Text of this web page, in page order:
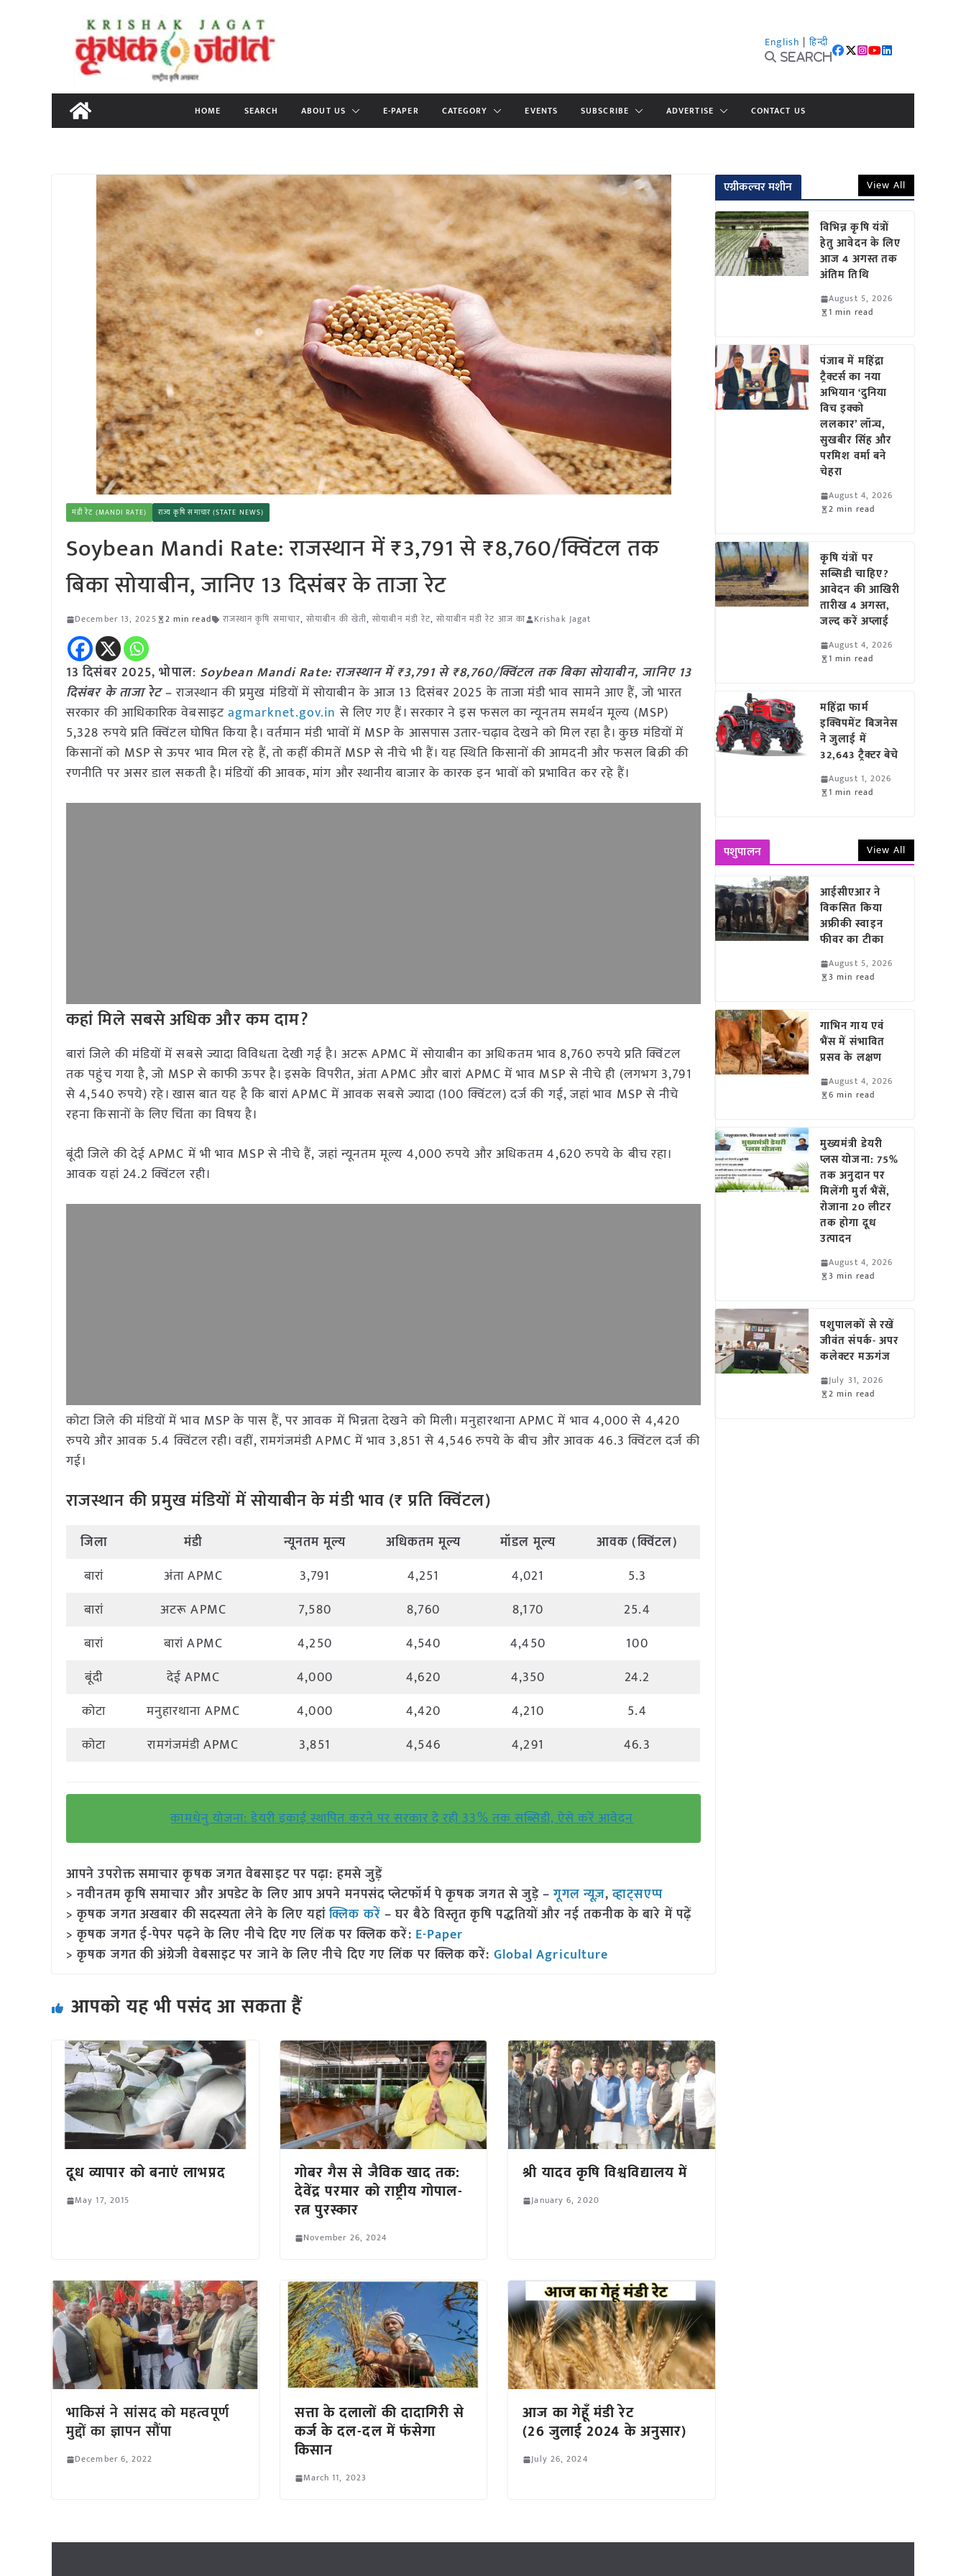
content
English | हिन्दी
Search
HOME SEARCH ABOUT US E-PAPER CATEGORY EVENTS SUBSCRIBE ADVERTISE CONTACT US
मंडी रेट (MANDI RATE) राज्य कृषि समाचार (STATE NEWS)
Soybean Mandi Rate: राजस्थान में ₹3,791 से ₹8,760/क्विंटल तक
बिका सोयाबीन, जानिए 13 दिसंबर के ताजा रेट
December 13, 2025 2 min read राजस्थान कृषि समाचार,सोयाबीन की खेती,सोयाबीन मंडी रेट,सोयाबीन मंडी रेट आज का Krishak Jagat
13 दिसंबर 2025, भोपाल: Soybean Mandi Rate: राजस्थान में ₹3,791 से ₹8,760/क्विंटल तक बिका सोयाबीन, जानिए 13
दिसंबर के ताजा रेट –राजस्थान की प्रमुख मंडियों में सोयाबीन के आज 13 दिसंबर 2025 के ताजा मंडी भाव सामने आए हैं, जो भारत
सरकार की आधिकारिक वेबसाइटagmarknet.gov.in से लिए गए हैं। सरकार ने इस फसल का न्यूनतम समर्थन मूल्य (MSP)
5,328 रुपये प्रति क्विंटल घोषित किया है। वर्तमान मंडी भावों में MSP के आसपास उतार-चढ़ाव देखने को मिल रहा है। कुछ मंडियों में
किसानों को MSP से ऊपर भाव मिल रहे हैं, तो कहीं कीमतें MSP से नीचे भी हैं। यह स्थिति किसानों की आमदनी और फसल बिक्री की
रणनीति पर असर डाल सकती है। मंडियों की आवक, मांग और स्थानीय बाजार के कारक इन भावों को प्रभावित कर रहे हैं।
कहां मिले सबसे अधिक और कम दाम?
बारां जिले की मंडियों में सबसे ज्यादा विविधता देखी गई है। अटरू APMC में सोयाबीन का अधिकतम भाव 8,760 रुपये प्रति क्विंटल
तक पहुंच गया है, जो MSP से काफी ऊपर है। इसके विपरीत, अंता APMC और बारां APMC में भाव MSP से नीचे ही (लगभग 3,791
से 4,540 रुपये) रहे। खास बात यह है कि बारां APMC में आवक सबसे ज्यादा (100 क्विंटल) दर्ज की गई, जहां भाव MSP से नीचे
रहना किसानों के लिए चिंता का विषय है।
बूंदी जिले की देई APMC में भी भाव MSP से नीचे हैं, जहां न्यूनतम मूल्य 4,000 रुपये और अधिकतम 4,620 रुपये के बीच रहा।
आवक यहां 24.2 क्विंटल रही।
कोटा जिले की मंडियों में भाव MSP के पास हैं, पर आवक में भिन्नता देखने को मिली। मनुहारथाना APMC में भाव 4,000 से 4,420
रुपये और आवक 5.4 क्विंटल रही। वहीं, रामगंजमंडी APMC में भाव 3,851 से 4,546 रुपये के बीच और आवक 46.3 क्विंटल दर्ज की
गई।
राजस्थान की प्रमुख मंडियों में सोयाबीन के मंडी भाव (₹ प्रति क्विंटल)
जिला मंडी न्यूनतम मूल्य अधिकतम मूल्य मॉडल मूल्य
आवक (क्विंटल)
बारां
अंता APMC 3,791 4,251 4,021
5.3
बारां
अटरू APMC 7,580 8,760 8,170
25.4
बारां
बारां APMC 4,250 4,540 4,450
100
बूंदी
देई APMC 4,000 4,620 4,350
24.2
कोटा
मनुहारथाना APMC 4,000 4,420 4,210
5.4
कोटा
रामगंजमंडी APMC 3,851 4,546 4,291 46.3
कामधेनु योजना: डेयरी इकाई स्थापित करने पर सरकार दे रही 33% तक सब्सिडी, ऐसे करें आवेदन
आपने उपरोक्त समाचार कृषक जगत वेबसाइट पर पढ़ा: हमसे जुड़ें
> नवीनतम कृषि समाचार और अपडेट के लिए आप अपने मनपसंद प्लेटफॉर्म पे कृषक जगत से जुड़े –गूगल न्यूज़,व्हाट्सएप्प
> कृषक जगत अखबार की सदस्यता लेने के लिए यहांक्लिक करें – घर बैठे विस्तृत कृषि पद्धतियों और नई तकनीक के बारे में पढ़ें
> कृषक जगत ई-पेपर पढ़ने के लिए नीचे दिए गए लिंक पर क्लिक करें: E-Paper
> कृषक जगत की अंग्रेजी वेबसाइट पर जाने के लिए नीचे दिए गए लिंक पर क्लिक करें: Global Agriculture
आपको यह भी पसंद आ सकता हैं
दूध व्यापार को बनाएं लाभप्रद
May 17, 2015
गोबर गैस से जैविक खाद तक:
देवेंद्र परमार को राष्ट्रीय गोपाल-
रत्न पुरस्कार
November 26, 2024
श्री यादव कृषि विश्वविद्यालय में
January 6, 2020
भाकिसं ने सांसद को महत्वपूर्ण
मुद्दों का ज्ञापन सौंपा
December 6, 2022
सत्ता के दलालों की दादागिरी से
कर्ज के दल-दल में फंसेगा
किसान
March 11, 2023
आज का गेहूँ मंडी रेट
(26 जुलाई 2024 के अनुसार)
July 26, 2024
एग्रीकल्चर मशीन View All
विभिन्न कृषि यंत्रों
हेतु आवेदन के लिए
आज 4 अगस्त तक
अंतिम तिथि
August 5, 2026
1 min read
पंजाब में महिंद्रा
ट्रैक्टर्स का नया
अभियान ‘दुनिया
विच इक्को
ललकार’ लॉन्च,
सुखबीर सिंह और
परमिश वर्मा बने
चेहरा
August 4, 2026
2 min read
कृषि यंत्रों पर
सब्सिडी चाहिए?
आवेदन की आखिरी
तारीख 4 अगस्त,
जल्द करें अप्लाई
August 4, 2026
1 min read
महिंद्रा फार्म
इक्विपमेंट बिजनेस
ने जुलाई में
32,643 ट्रैक्टर बेचे
August 1, 2026
1 min read
पशुपालन View All
आईसीएआर ने
विकसित किया
अफ्रीकी स्वाइन
फीवर का टीका
August 5, 2026
3 min read
गाभिन गाय एवं
भैंस में संभावित
प्रसव के लक्षण
August 4, 2026
6 min read
मुख्यमंत्री डेयरी
प्लस योजना: 75%
तक अनुदान पर
मिलेंगी मुर्रा भैंसें,
रोजाना 20 लीटर
तक होगा दूध
उत्पादन
August 4, 2026
3 min read
पशुपालकों से रखें
जीवंत संपर्क- अपर
कलेक्टर मऊगंज
July 31, 2026
2 min read